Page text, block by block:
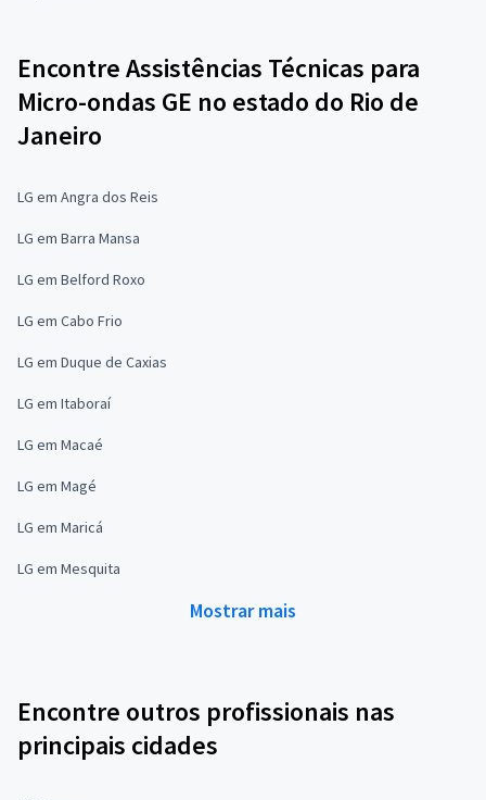
Encontre Assistências Técnicas para
Micro-ondas GE no estado do Rio de
Janeiro
LG em Angra dos Reis
LG em Barra Mansa
LG em Belford Roxo
LG em Cabo Frio
LG em Duque de Caxias
LG em Itaboraí
LG em Macaé
LG em Magé
LG em Maricá
LG em Mesquita
Mostrar mais
Encontre outros profissionais nas
principais cidades